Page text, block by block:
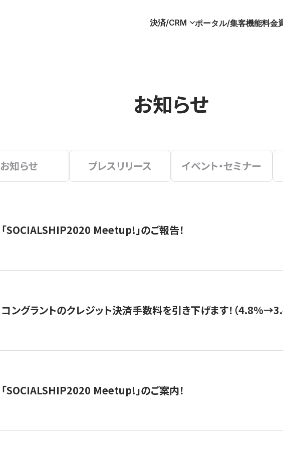
決済/CRM ポータル/集客機能料金
お知らせ
お知らせ プレスリリース イベント・セミナー
「SOCIALSHIP2020 Meetup!」のご報告！
コングラントのクレジット決済手数料を引き下げます！（
「SOCIALSHIP2020 Meetup!」のご案内！